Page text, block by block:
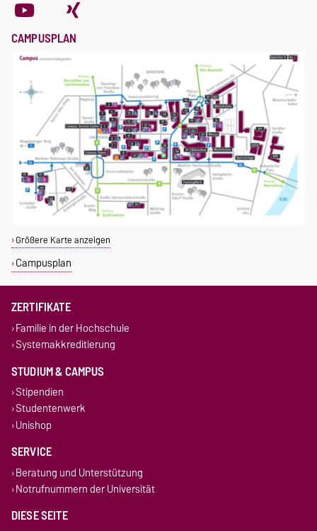
CAMPUSPLAN
Größere Karte anzeigen
Campusplan
ZERTIFIKATE
Familie in der Hochschule
Systemakkreditierung
STUDIUM & CAMPUS
Stipendien
Studentenwerk
Unishop
SERVICE
Beratung und Unterstützung
Notrufnummern der Universität
DIESE SEITE